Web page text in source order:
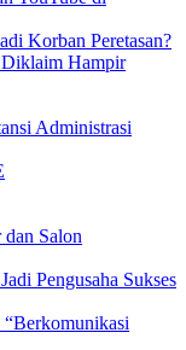
Korban Peretasan?
Hampir
Administrasi
Salon
Pengusaha Sukses
“Berkomunikasi